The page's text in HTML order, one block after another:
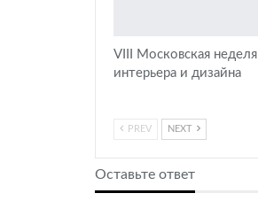
VIII Московская неделя
интерьера и дизайна
PREV NEXT
Оставьте ответ